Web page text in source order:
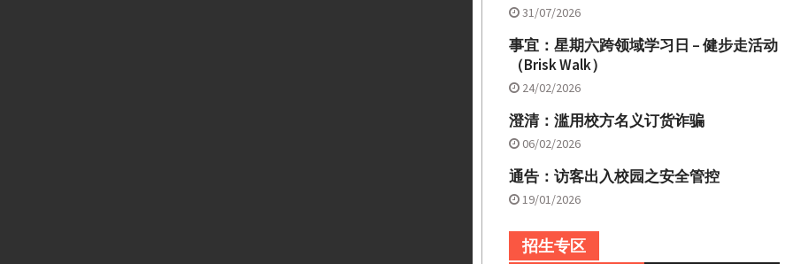
31/07/2026
事宜：星期六跨领域学习日 – 健步走活动
（Brisk Walk）
24/02/2026
澄清：滥用校方名义订货诈骗
06/02/2026
通告：访客出入校园之安全管控
19/01/2026
招生专区